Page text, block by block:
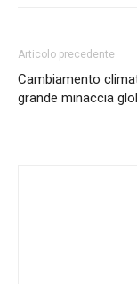
Articolo precedente
Cambiamento
grande minaccia